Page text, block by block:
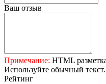
Ваш отзыв
Примечание: HTML
Используйте обычный текст.
Рейтинг